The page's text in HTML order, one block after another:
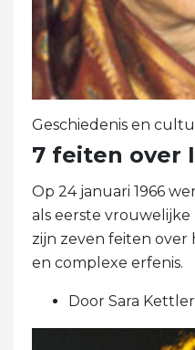
Geschiedenis en
7 feiten over
Op 24 januari 1966
als eerste vrouwelijke
zijn zeven feiten over
en complexe erfenis.
Door Sara